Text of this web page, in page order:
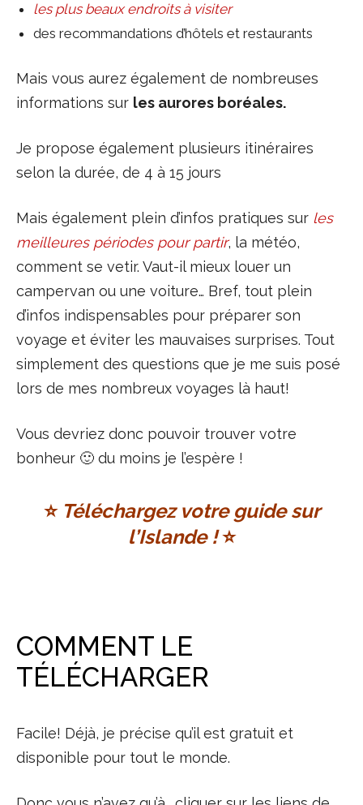
les plus beaux endroits à visiter
des recommandations d’hôtels et restaurants
Mais vous aurez également de nombreuses
informations sur les aurores boréales.
Je propose également plusieurs itinéraires
selon la durée, de 4 à 15 jours
Mais également plein d’infos pratiques sur les
meilleures périodes pour partir, la météo,
comment se vetir. Vaut-il mieux louer un
campervan ou une voiture… Bref, tout plein
d’infos indispensables pour préparer son
voyage et éviter les mauvaises surprises. Tout
simplement des questions que je me suis posé
lors de mes nombreux voyages là haut!
Vous devriez donc pouvoir trouver votre
bonheur 🙂 du moins je l’espère !
⭐️Téléchargez votre guide sur
l’Islande !⭐️
COMMENT LE
TÉLÉCHARGER
Facile! Déjà, je précise qu’il est gratuit et
disponible pour tout le monde.